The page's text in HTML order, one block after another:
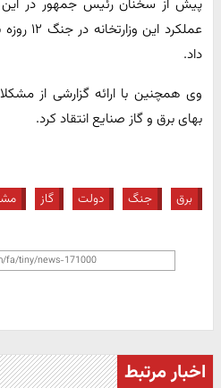
پیش از سخنان رئیس جمهور در
عملکرد
داد.
وی همچنین با ارائه گزارشی از
بهای برق و گاز صنایع انتقاد کرد.
برق جنگ دولت گاز
اخبار مرتبط